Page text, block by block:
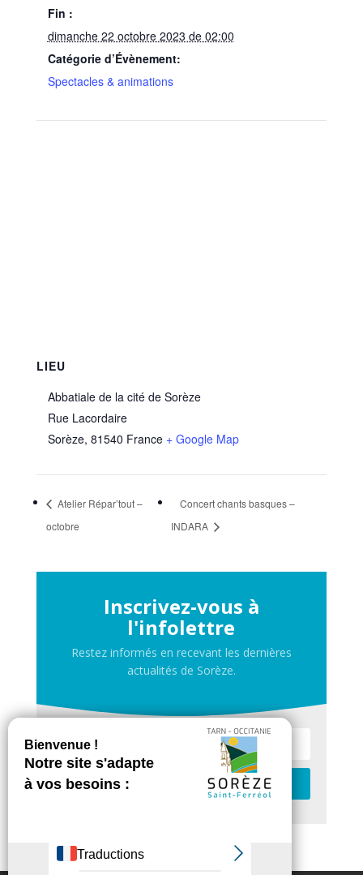
Fin :
dimanche 22 octobre 2023 de 02:00
Catégorie d’Évènement:
Spectacles & animations
LIEU
Abbatiale de la cité de Sorèze
Rue Lacordaire
Sorèze, 81540 France + Google Map
Atelier Répar’tout –
octobre
Concert chants basques –
INDARA
Inscrivez-vous à
l'infolettre
Restez informés en recevant les dernières
actualités de Sorèze.
Je m'inscris